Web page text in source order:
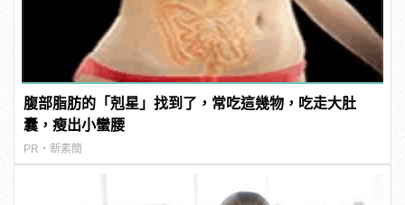
腹部脂肪的「剋星」找到了，常吃這幾物，吃走大肚
囊，瘦出小蠻腰
PR・新素簡